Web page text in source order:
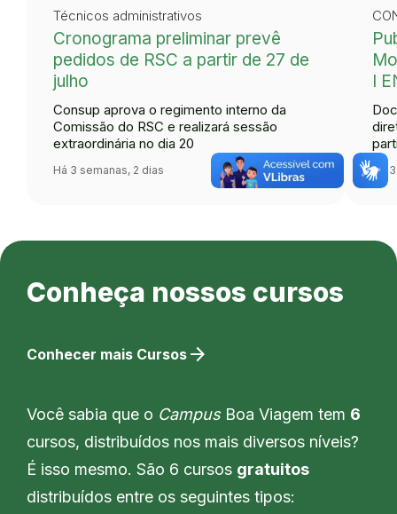
Técnicos administrativos
Cronograma preliminar prevê
pedidos de RSC a partir de 27 de
julho
Consup aprova o regimento interno da
Comissão do RSC e realizará sessão
extraordinária no dia 20
Há 3 semanas, 2 dias
I
Há
Conheça nossos cursos
Conhecer mais Cursos arrow_forward
Você sabia que o CampusBoa Viagem tem 6
cursos, distribuídos nos mais diversos níveis?
É isso mesmo. São 6 cursos gratuitos
distribuídos entre os seguintes tipos: